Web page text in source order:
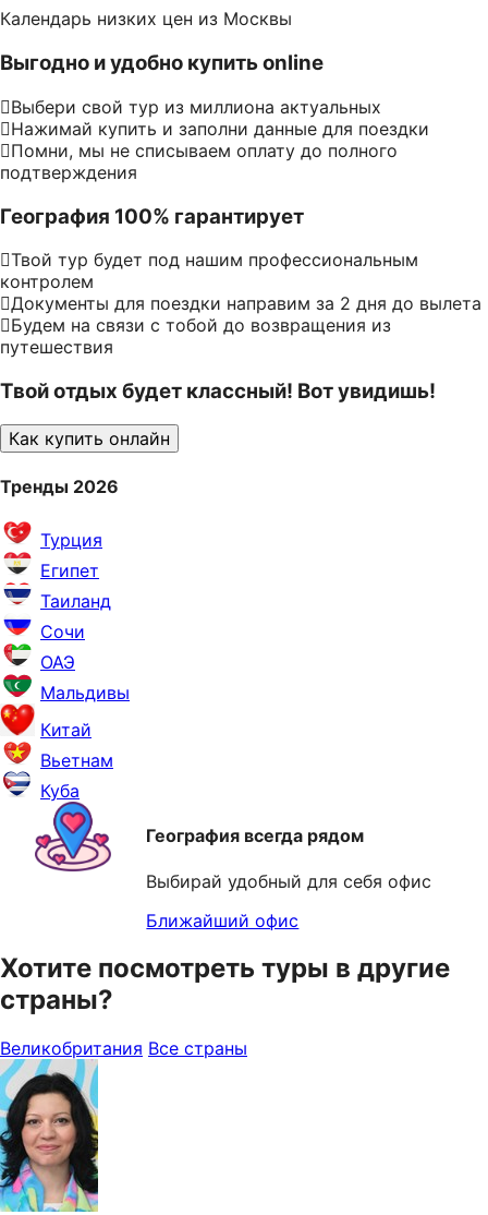
Календарь низких цен из Москвы
Выгодно и удобно купить online
Выбери свой тур из миллиона актуальных
Нажимай купить и заполни данные для поездки
Помни, мы не списываем оплату до полного
подтверждения
География 100% гарантирует
Твой тур будет под нашим профессиональным
контролем
Документы для поездки направим за 2 дня до вылета
Будем на связи с тобой до возвращения из
путешествия
Твой отдых будет классный! Вот увидишь!
Как купить онлайн
Тренды 2026
Турция
Египет
Таиланд
Сочи
ОАЭ
Мальдивы
Китай
Вьетнам
Куба
География всегда рядом
Выбирай удобный для себя офис
Ближайший офис
Хотите посмотреть туры в другие
страны?
Великобритания Все страны